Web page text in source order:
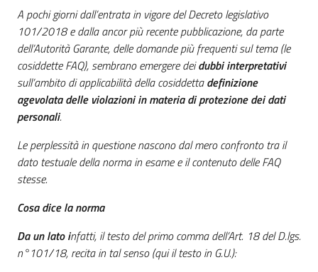
A pochi giorni dall’entrata in vigore del Decreto legislativo
101/2018 e dalla ancor più recente pubblicazione, da parte
dell’Autorità Garante, delle domande più frequenti sul tema (le
cosiddette FAQ), sembrano emergere deidubbi interpretativi
sull’ambito di applicabilità della cosiddettadefinizione
agevolata delle violazioni in materia di protezione dei dati
personali.
Le perplessità in questione nascono dal mero confronto tra il
dato testuale della norma in esame e il contenuto delle FAQ
stesse.
Cosa dice la norma
Da un lato infatti, il testo del primo comma dell’Art. 18 del D.lgs.
n°101/18, recita in tal senso (qui il testo in G.U.):